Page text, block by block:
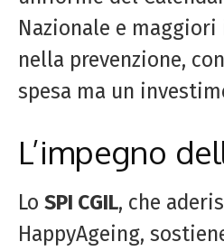
Nazionale e
nella prevenzione,
spesa ma un
L’impegno
Lo SPI CGIL, che
HappyAgeing,